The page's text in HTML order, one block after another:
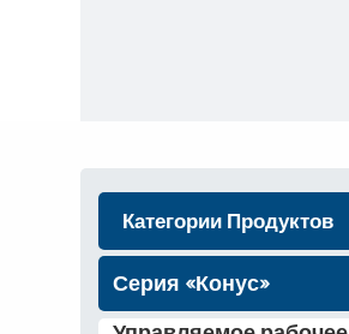
Категории Продуктов
Серия «Конус»